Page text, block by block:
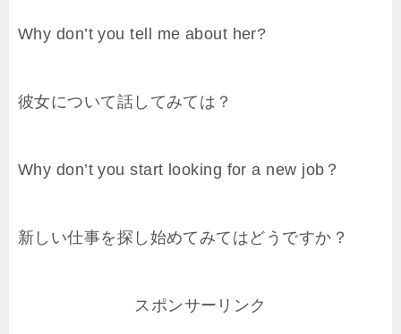
Why don’t you tell me about her?
彼女について話してみては？
Why don’t you start looking for a new job？
新しい仕事を探し始めてみてはどうですか？
スポンサーリンク